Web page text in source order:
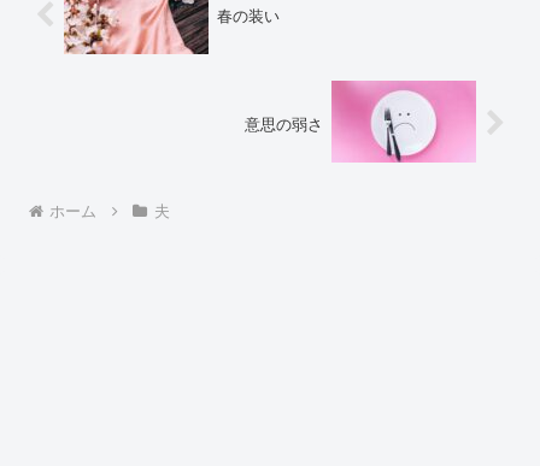
春の装い
意思の弱さ
ホーム 夫